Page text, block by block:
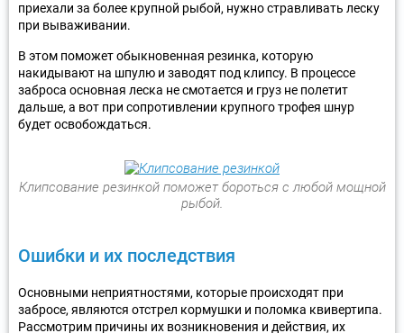
приехали за более крупной рыбой, нужно стравливать леску
при вываживании.
В этом поможет обыкновенная резинка, которую
накидывают на шпулю и заводят под клипсу. В процессе
заброса основная леска не смотается и груз не полетит
дальше, а вот при сопротивлении крупного трофея шнур
будет освобождаться.
Клипсование резинкой поможет бороться с любой мощной
рыбой.
Ошибки и их последствия
Основными неприятностями, которые происходят при
забросе, являются отстрел кормушки и поломка квивертипа.
Рассмотрим причины их возникновения и действия, их